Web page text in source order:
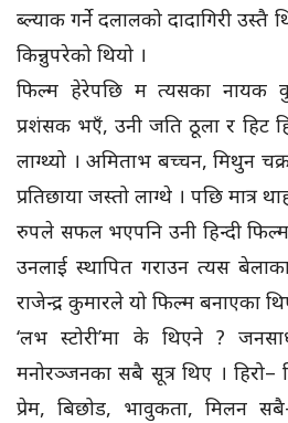
ब्ल्याक गर्ने दलालको दादागिरी उस्तै
किन्नुपरेको थियो ।
फिल्म हेरेपछि म त्यसका नायक
प्रशंसक भएँ, उनी जति ठूला र हिट
लाग्थ्यो । अमिताभ बच्चन, मिथुन
प्रतिछाया जस्तो लाग्थे । पछि मात्र
रुपले सफल भएपनि उनी हिन्दी
उनलाई स्थापित गराउन त्यस
राजेन्द्र कुमारले यो फिल्म बनाएका
‘लभ स्टोरी’मा के थिएने ?
मनोरञ्जनका सबै सूत्र थिए । हिरो–
प्रेम, बिछोड, भावुकता, मिलन